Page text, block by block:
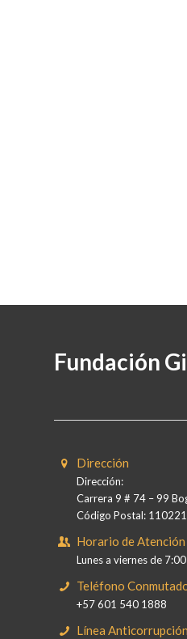
Fundación
Dirección
Dirección:
Carrera 9 # 74 – 99
Código Postal: 110221
Horario de
Lunes a viernes de
Teléfono
+57 601 540 1888
Línea Anticorrupción